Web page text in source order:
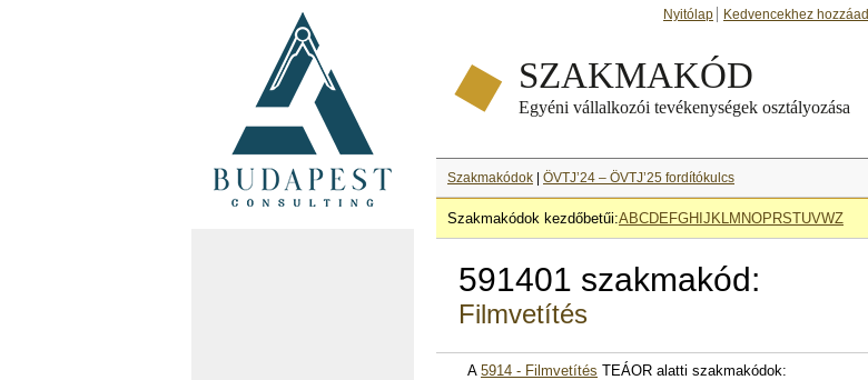
Nyitólap Kedvencekhez hozzáad
Szakmakódok ÖVTJ’24 – ÖVTJ’25 fordítókulcs
Szakmakódok kezdőbetűi:ABCDE FGH J KLM NOP RSTUVWZ
591401 szakmakód:
Filmvetítés
A 5914 - Filmvetítés TEÁOR alatti szakmakódok: